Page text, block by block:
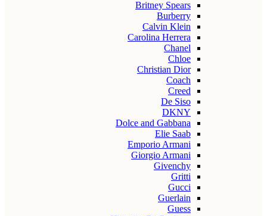
Britney Spears
Burberry
Calvin Klein
Carolina Herrera
Chanel
Chloe
Christian Dior
Coach
Creed
De Siso
DKNY
Dolce and Gabbana
Elie Saab
Emporio Armani
Giorgio Armani
Givenchy
Gritti
Gucci
Guerlain
Guess